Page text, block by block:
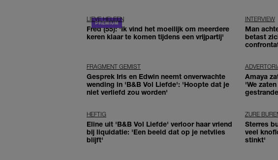
LIEVE HELEEN
Fred (55): 'Ik vind het moeilijk om meerdere
keren klaar te komen tijdens een vrijpartij'
INTERVIEW
Man
betast
FRAGMENT GEMIST
Gesprek Iris en Edwin neemt onverwachte
wending in 'B&B Vol Liefde': 'Hoopte dat je
niet verliefd zou worden'
Amaya
'We
HEFTIG
Eline uit 'B&B Vol Liefde' verloor haar vriend
bij liquidatie: 'Een beeld dat op je netvlies
blijft'
ZURE
Sterres
veel
stinkt'